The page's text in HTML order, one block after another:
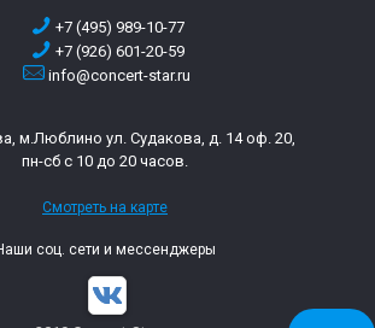
+7 (495) 989-10-77
+7 (926) 601-20-59
info@concert-star.ru
м.Люблино ул. Судакова, д. 14 оф. 20,
пн-сб с 10 до 20 часов.
Смотреть на карте
соц. сети и мессенджеры